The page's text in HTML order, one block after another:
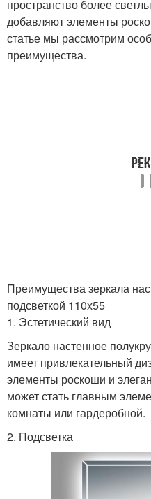
пространство более
добавляют элементы
статье мы рассмотрим
преимущества.
Преимущества зеркала
подсветкой 110х55
1. Эстетический вид
Зеркало настенное
имеет привлекательный
элементы роскоши и
может стать главным
комнаты или гардеробной.
2. Подсветка